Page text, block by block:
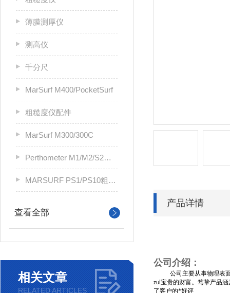
薄膜测厚仪
测高仪
千分尺
MarSurf M400/PocketSurf
粗糙度仪配件
MarSurf M300/300C
Perthometer M1/M2/S2粗糙度仪
MARSURF PS1/PS10粗糙度仪
查看全部
相关文章
RELATED ARTICLES
产品详情
公司介绍：
公司主要从事物理表
zui宝贵的财富。笃挚产品
了客户的*好评